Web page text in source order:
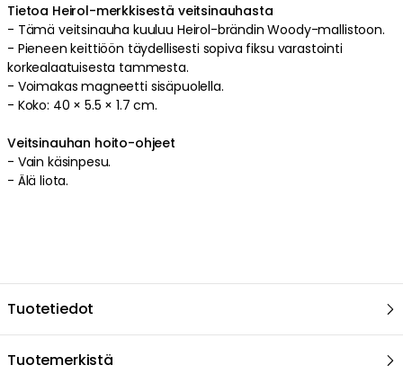
Tietoa Heirol-merkkisestä veitsinauhasta
- Tämä veitsinauha kuuluu Heirol-brändin Woody-mallistoon.
- Pieneen keittiöön täydellisesti sopiva fiksu varastointi
korkealaatuisesta tammesta.
- Voimakas magneetti sisäpuolella.
- Koko: 40 × 5.5 × 1.7 cm.
Veitsinauhan hoito-ohjeet
- Vain käsinpesu.
- Älä liota.
Tuotetiedot
Tuotemerkistä